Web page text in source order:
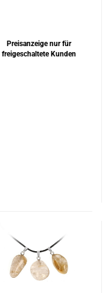
Preisanzeige nur für
freigeschaltete Kunden